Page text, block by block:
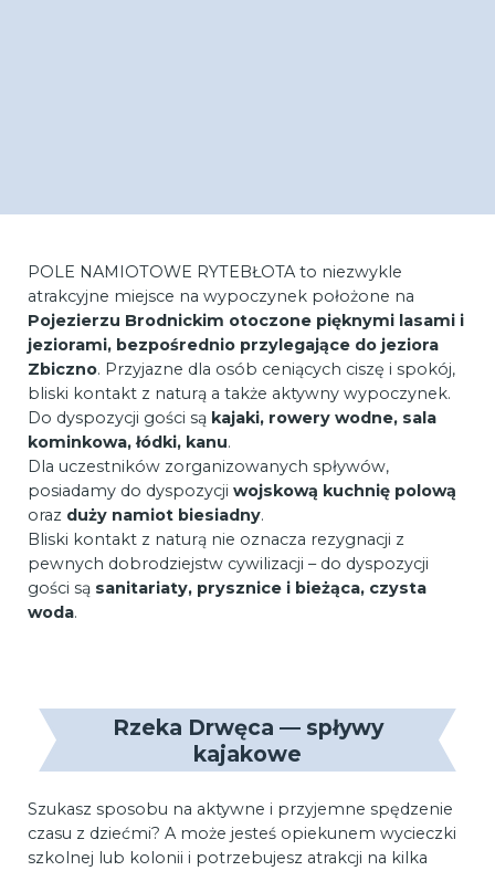
POLE NAMIOTOWE RYTEBŁOTA to niezwykle
atrakcyjne miejsce na wypoczynek położone na
Pojezierzu Brodnickim otoczone pięknymi lasami i
jeziorami, bezpośrednio przylegające do jeziora
Zbiczno. Przyjazne dla osób ceniących ciszę i spokój,
bliski kontakt z naturą a także aktywny wypoczynek.
Do dyspozycji gości są kajaki, rowery wodne, sala
kominkowa, łódki, kanu.
Dla uczestników zorganizowanych spływów,
posiadamy do dyspozycji wojskową kuchnię polową
oraz duży namiot biesiadny.
Bliski kontakt z naturą nie oznacza rezygnacji z
pewnych dobrodziejstw cywilizacji – do dyspozycji
gości są sanitariaty, prysznice i bieżąca, czysta
woda.
Rzeka Drwęca — spływy
kajakowe
Szukasz sposobu na aktywne i przyjemne spędzenie
czasu z dziećmi? A może jesteś opiekunem wycieczki
szkolnej lub kolonii i potrzebujesz atrakcji na kilka